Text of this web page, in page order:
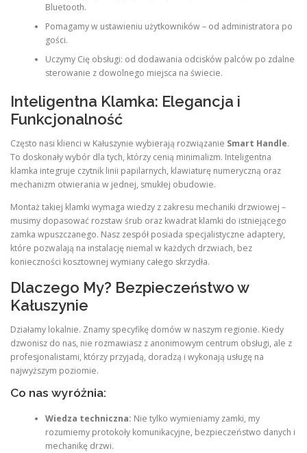
Bluetooth.
Pomagamy w ustawieniu użytkowników – od administratora po
gości.
Uczymy Cię obsługi: od dodawania odcisków palców po zdalne
sterowanie z dowolnego miejsca na świecie.
Inteligentna Klamka: Elegancja i
Funkcjonalność
Często nasi klienci w Kałuszynie wybierają rozwiązanie Smart Handle.
To doskonały wybór dla tych, którzy cenią minimalizm. Inteligentna
klamka integruje czytnik linii papilarnych, klawiaturę numeryczną oraz
mechanizm otwierania w jednej, smukłej obudowie.
Montaż takiej klamki wymaga wiedzy z zakresu mechaniki drzwiowej –
musimy dopasować rozstaw śrub oraz kwadrat klamki do istniejącego
zamka wpuszczanego. Nasz zespół posiada specjalistyczne adaptery,
które pozwalają na instalację niemal w każdych drzwiach, bez
konieczności kosztownej wymiany całego skrzydła.
Dlaczego My? Bezpieczeństwo w
Kałuszynie
Działamy lokalnie. Znamy specyfikę domów w naszym regionie. Kiedy
dzwonisz do nas, nie rozmawiasz z anonimowym centrum obsługi, ale z
profesjonalistami, którzy przyjadą, doradzą i wykonają usługę na
najwyższym poziomie.
Co nas wyróżnia:
Wiedza techniczna: Nie tylko wymieniamy zamki, my
rozumiemy protokoły komunikacyjne, bezpieczeństwo danych i
mechanikę drzwi.